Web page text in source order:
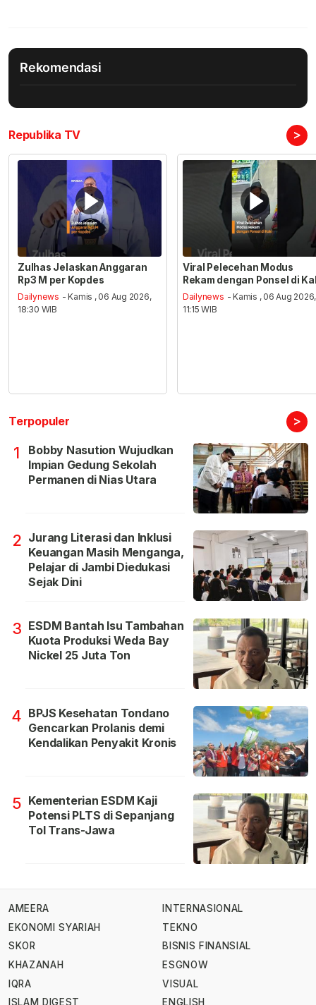
Rekomendasi
Republika TV >
Zulhas Jelaskan Anggaran
Rp3 M per Kopdes
Dailynews - Kamis , 06 Aug 2026,
18:30 WIB
Viral Pelecehan Modus
Rekam dengan Ponsel di
Dailynews - Kamis , 06 Aug 2026,
11:15 WIB
Terpopuler >
1
Bobby Nasution Wujudkan
Impian Gedung Sekolah
Permanen di Nias Utara
2 Jurang Literasi dan Inklusi
Keuangan Masih Menganga,
Pelajar di Jambi Diedukasi
Sejak Dini
3 ESDM Bantah Isu Tambahan
Kuota Produksi Weda Bay
Nickel 25 Juta Ton
4 BPJS Kesehatan Tondano
Gencarkan Prolanis demi
Kendalikan Penyakit Kronis
5 Kementerian ESDM Kaji
Potensi PLTS di Sepanjang
Tol Trans-Jawa
AMEERA
EKONOMI SYARIAH
SKOR
KHAZANAH
IQRA
ISLAM DIGEST
INTERNASIONAL
TEKNO
BISNIS FINANSIAL
ESGNOW
VISUAL
ENGLISH